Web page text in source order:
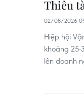
Thiếu
02/08/2026
Hiệp hội
khoảng
lên doanh